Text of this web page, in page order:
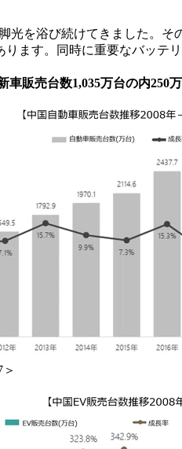
光を浴び続けてきました。
ます。同時に重要なバッテ
車販売台数1,035万台の内250